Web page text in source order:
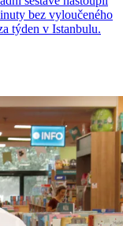
bez vyloučeného
týden v Istanbulu.